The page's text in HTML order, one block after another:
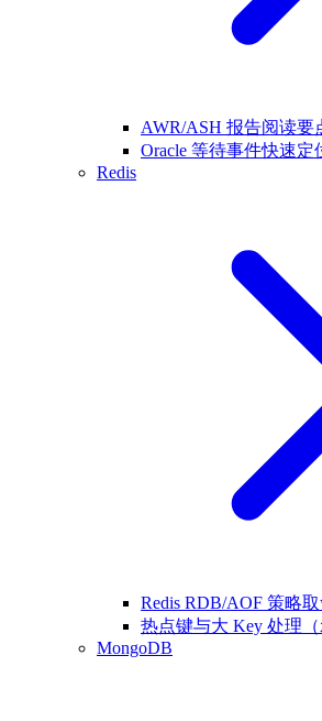
AWR/ASH 报告阅读要
Oracle 等待事件快速定
Redis
Redis RDB/AOF 策略取
热点键与大 Key 处理（
MongoDB